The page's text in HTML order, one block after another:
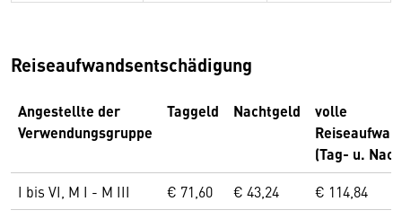
Reiseaufwandsentschädigung
Angestellte der
Verwendungsgruppe
Taggeld Nachtgeld
volle
(Tag- u.
I bis VI, M I - M III € 71,60 € 43,24 € 114,84